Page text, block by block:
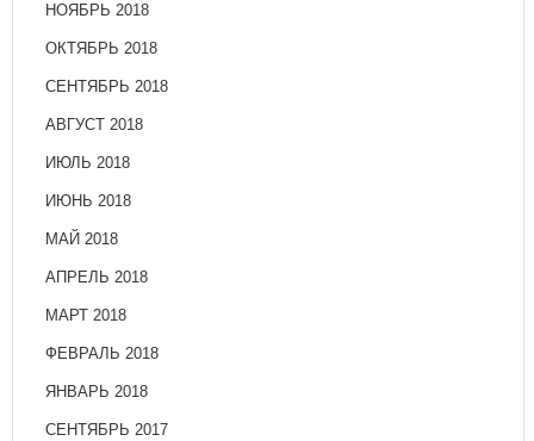
НОЯБРЬ 2018
ОКТЯБРЬ 2018
СЕНТЯБРЬ 2018
АВГУСТ 2018
ИЮЛЬ 2018
ИЮНЬ 2018
МАЙ 2018
АПРЕЛЬ 2018
МАРТ 2018
ФЕВРАЛЬ 2018
ЯНВАРЬ 2018
СЕНТЯБРЬ 2017